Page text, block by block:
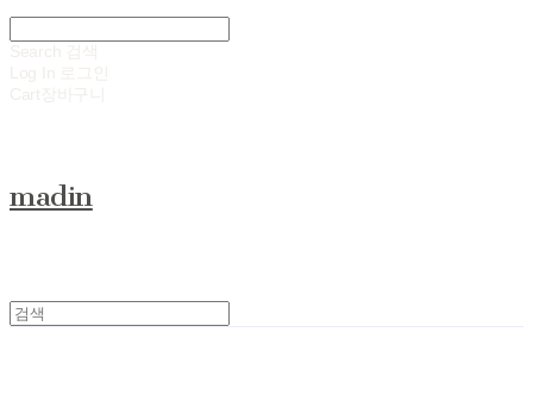
madin